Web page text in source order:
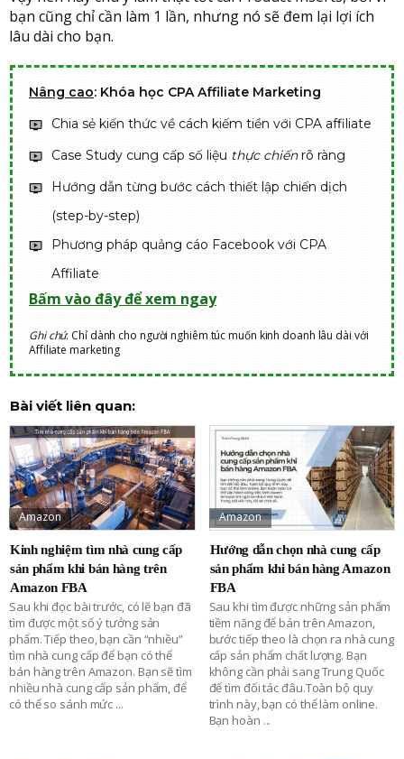
bạn cũng chỉ cần làm 1 lần, nhưng nó sẽ đem lại lợi ích
lâu dài cho bạn.
Nâng cao: Khóa học CPA Affiliate Marketing
Chia sẻ kiến thức về cách kiếm tiền với CPA affiliate
Case Study cung cấp số liệu thực chiếnrõ ràng
Hướng dẫn từng bước cách thiết lập chiến dịch
(step-by-step)
Phương pháp quảng cáo Facebook với CPA
Affiliate
Bấm vào đây để xem ngay
Ghi chú: Chỉ dành cho người nghiêm túc muốn kinh doanh lâu dài với
Affiliate marketing
Bài viết liên quan:
Amazon
Kinh nghiệm tìm nhà cung cấp
sản phẩm khi bán hàng trên
Amazon FBA
Sau khi đọc bài trước, có lẽ bạn đã
tìm được một số ý tưởng sản
phẩm. Tiếp theo, bạn cần “nhiều”
tìm nhà cung cấp để bạn có thể
bán hàng trên Amazon. Bạn sẽ tìm
nhiều nhà cung cấp sản phẩm, để
có thể so sánh mức ...
Amazon
Hướng dẫn chọn nhà cung cấp
sản phẩm khi bán hàng Amazon
FBA
Sau khi tìm được những sản phẩm
tiềm năng để bán trên Amazon,
bước tiếp theo là chọn ra nhà cung
cấp sản phẩm chất lượng. Bạn
không cần phải sang Trung Quốc
để tìm đối tác đâu.Toàn bộ quy
trình này, bạn có thể làm online.
Bạn hoàn ...